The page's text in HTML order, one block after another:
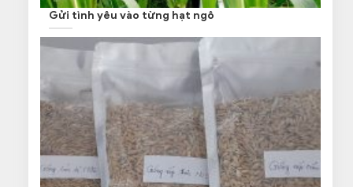
Gửi tình yêu vào từng hạt ngô